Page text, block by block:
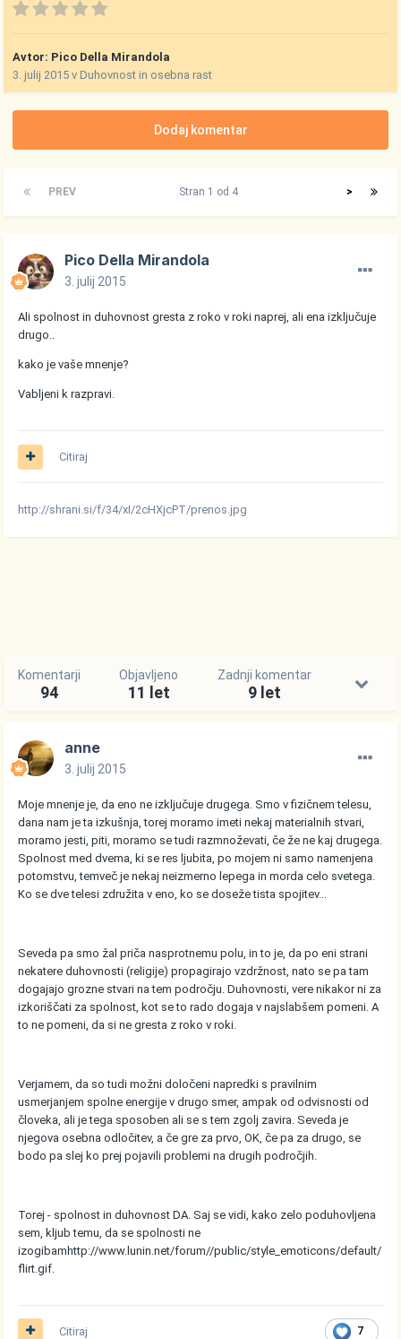
Avtor: Pico Della Mirandola
3. julij 2015 vDuhovnost in osebna rast
Dodaj komentar
PREV >
Stran 1 od 4
Pico Della Mirandola
3. julij 2015
Ali spolnost in duhovnost gresta z roko v roki naprej, ali ena izključuje
drugo..
kako je vaše mnenje?
Vabljeni k razpravi.
Citiraj
http://shrani.si/f/34/xI/2cHXjcPT/prenos.jpg
Komentarji
94
Objavljeno
11 let
Zadnji komentar
9 let
anne
3. julij 2015
Moje mnenje je, da eno ne izključuje drugega. Smo v fizičnem telesu,
dana nam je ta izkušnja, torej moramo imeti nekaj materialnih stvari,
moramo jesti, piti, moramo se tudi razmnoževati, če že ne kaj drugega.
Spolnost med dvema, ki se res ljubita, po mojem ni samo namenjena
potomstvu, temveč je nekaj neizmerno lepega in morda celo svetega.
Ko se dve telesi združita v eno, ko se doseže tista spojitev...
Seveda pa smo žal priča nasprotnemu polu, in to je, da po eni strani
nekatere duhovnosti (religije) propagirajo vzdržnost, nato se pa tam
dogajajo grozne stvari na tem področju. Duhovnosti, vere nikakor ni za
izkoriščati za spolnost, kot se to rado dogaja v najslabšem pomeni. A
to ne pomeni, da si ne gresta z roko v roki.
Verjamem, da so tudi možni določeni napredki s pravilnim
usmerjanjem spolne energije v drugo smer, ampak od odvisnosti od
človeka, ali je tega sposoben ali se s tem zgolj zavira. Seveda je
njegova osebna odločitev, a če gre za prvo, OK, če pa za drugo, se
bodo pa slej ko prej pojavili problemi na drugih področjih.
Torej - spolnost in duhovnost DA. Saj se vidi, kako zelo poduhovljena
sem, kljub temu, da se spolnosti ne
izogibamhttp://www.lunin.net/forum//public/style_emoticons/default/
flirt.gif
7
Citiraj